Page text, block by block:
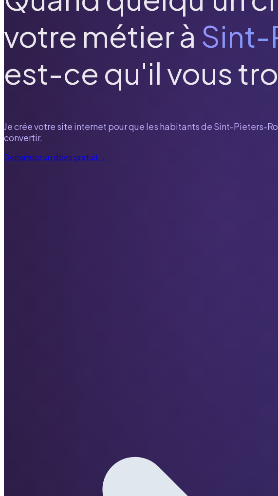
votre métier à Sint-
est-ce qu'il vous
Je crée votre site internet pour que les habitants de Sint-Pieters-
convertir.
Demander un devis gratuit→